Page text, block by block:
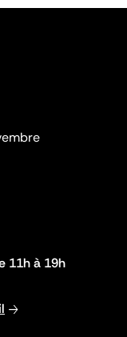
11h à 19h